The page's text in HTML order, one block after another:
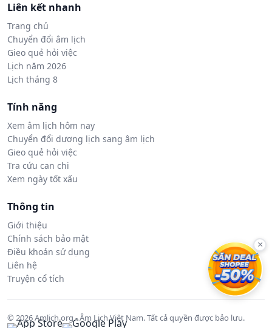
Liên kết nhanh
Trang chủ
Chuyển đổi âm lịch
Gieo quẻ hỏi việc
Lịch năm 2026
Lịch tháng 8
Tính năng
Xem âm lịch hôm nay
Chuyển đổi dương lịch sang âm lịch
Gieo quẻ hỏi việc
Tra cứu can chi
Xem ngày tốt xấu
Thông tin
Giới thiệu
Chính sách bảo mật
Điều khoản sử dụng
Liên hệ
Truyện cổ tích
© 2026 Amlich.org - Âm Lịch Việt Nam. Tất cả quyền được bảo lưu.
×